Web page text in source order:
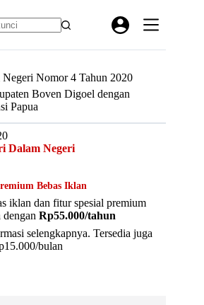
Nomor 4 Tahun 2020
Boven Digoel dengan
Papua
Dalam Negeri
Bebas Iklan
iklan dan fitur spesial premium
Rp55.000/tahun
selengkapnya. Tersedia juga
bulan